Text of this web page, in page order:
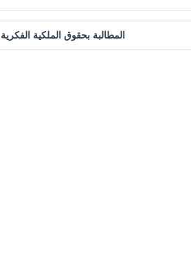
المطالبة بحقوق الملكية الفكرية